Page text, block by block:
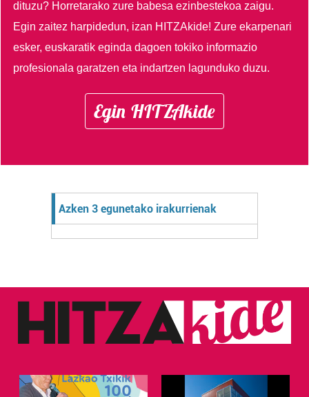
dituzu? Horretarako zure babesa ezinbestekoa zaigu.
Egin zaitez harpidedun, izan HITZAkide!Zure ekarpenari
esker, euskaratik eginda dagoen tokiko informazio
profesionala garatzen eta indartzen lagunduko duzu.
Egin HITZAkide
Azken 3 egunetako irakurrienak